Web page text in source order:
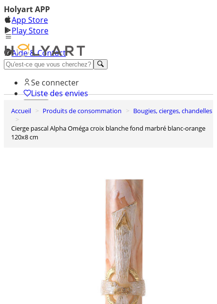
Holyart APP
App Store
Play Store
Aide & Contact
Découvrez Premium
Se connecter
Liste des envies
0
Accueil Produits de consommation
Bougies, cierges, chandelles
Cierge pascal Alpha Oméga croix blanche fond marbré blanc-orange
120x8 cm